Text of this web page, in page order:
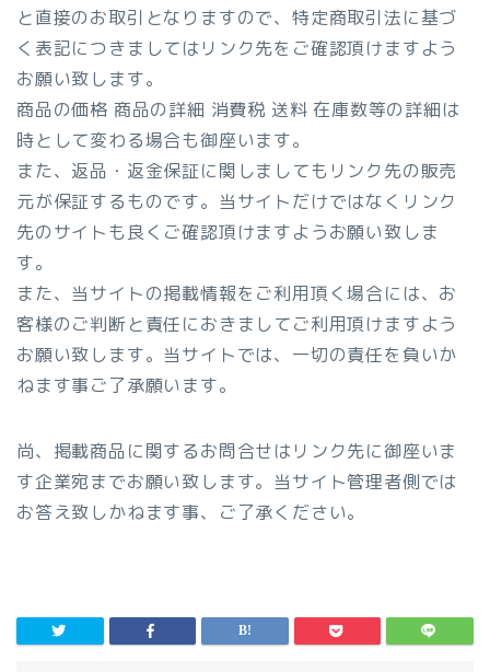
と直接のお取引となりますので、特定商取引法に基づ
く表記につきましてはリンク先をご確認頂けますよう
お願い致します。
商品の価格 商品の詳細 消費税 送料 在庫数等の詳細は
時として変わる場合も御座います。
また、返品・返金保証に関しましてもリンク先の販売
元が保証するものです。当サイトだけではなくリンク
先のサイトも良くご確認頂けますようお願い致しま
す。
また、当サイトの掲載情報をご利用頂く場合には、お
客様のご判断と責任におきましてご利用頂けますよう
お願い致します。当サイトでは、一切の責任を負いか
ねます事ご了承願います。
尚、掲載商品に関するお問合せはリンク先に御座いま
す企業宛までお願い致します。当サイト管理者側では
お答え致しかねます事、ご了承ください。